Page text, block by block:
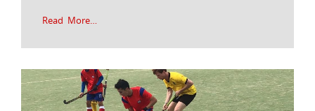
Read More…